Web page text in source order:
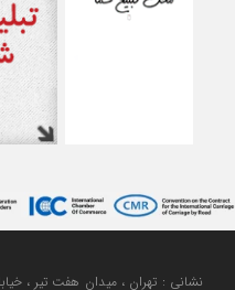
نشانی : تهران ، میدان هفت تیر ،